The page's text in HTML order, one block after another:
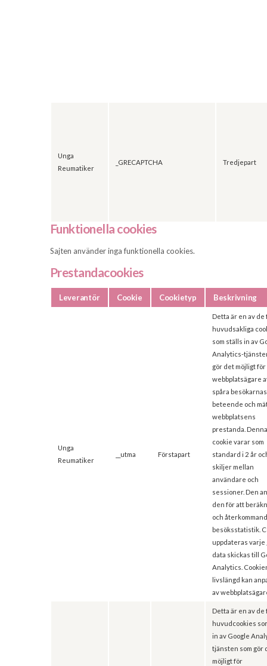
Unga
Reumatiker
_GRECAPTCHA Tredjepart
Funktionella cookies
Sajten använder inga funktionella cookies.
Prestandacookies
Leverantör Cookie Cookietyp Beskrivning
Unga
Reumatiker
__utma Förstapart
Detta är en av de
huvudsakliga
som ställs in av
Analytics-
gör det möjligt för
webbplatsägare
spåra besökarnas
beteende och
webbplatsens
prestanda.
cookie varar som
standard i 2 år
skiljer mellan
användare och
sessioner. Den
den för att
och
besöksstatistik.
uppdateras varje
data skickas till
Analytics.
livslängd kan
av
Detta är en av de
huvudcookies
in av Google
tjänsten som gör
möjligt för